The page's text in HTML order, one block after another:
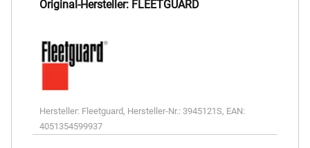
Original-Hersteller: FLEETGUARD
Hersteller: Fleetguard , Hersteller-Nr.: 3945121S, EAN:
4051354599937